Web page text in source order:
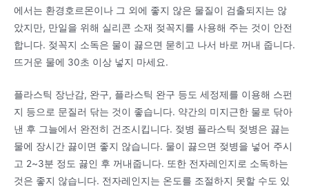
에서는 환경호르몬이나 그 외에 좋지 않은 물질이 검출되지는 않
았지만, 만일을 위해 실리콘 소재 젖꼭지를 사용해 주는 것이 안전
합니다. 젖꼭지 소독은 물이 끓으면 묻히고 나서 바로 꺼내 줍니다.
뜨거운 물에 30초 이상 넣지 마세요.
플라스틱 장난감, 완구, 플라스틱 완구 등도 세정제를 이용해 스펀
지 등으로 문질러 닦는 것이 좋습니다. 약간의 미지근한 물로 닦아
낸 후 그늘에서 완전히 건조시킵니다. 젖병 플라스틱 젖병은 끓는
물에 장시간 끓이면 좋지 않습니다. 물이 끓으면 젖병을 넣어 주시
고 2~3분 정도 끓인 후 꺼내줍니다. 또한 전자레인지로 소독하는
것은 좋지 않습니다. 전자레인지는 온도를 조절하지 못할 수도 있